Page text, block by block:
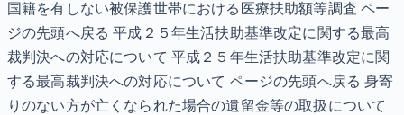
国籍を有しない被保護世帯における医療扶助額等調査 ペー
ジの先頭へ戻る 平成２５年生活扶助基準改定に関する最高
裁判決への対応について 平成２５年生活扶助基準改定に関
する最高裁判決への対応について ページの先頭へ戻る 身寄
りのない方が亡くなられた場合の遺留金等の取扱について